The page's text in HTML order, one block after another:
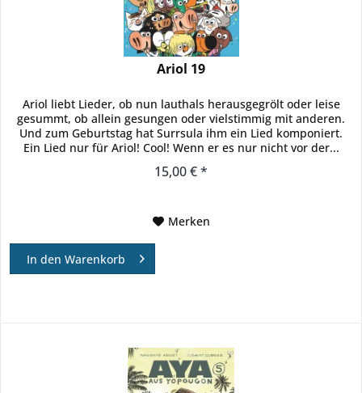
Ariol 19
Ariol liebt Lieder, ob nun lauthals herausgegrölt oder leise
gesummt, ob allein gesungen oder vielstimmig mit anderen.
Und zum Geburtstag hat Surrsula ihm ein Lied komponiert.
Ein Lied nur für Ariol! Cool! Wenn er es nur nicht vor der...
15,00 € *
Merken
In den Warenkorb